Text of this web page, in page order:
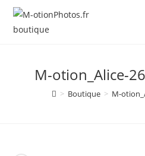
Skip
content
M-otion_Alice-
> Boutique > M-